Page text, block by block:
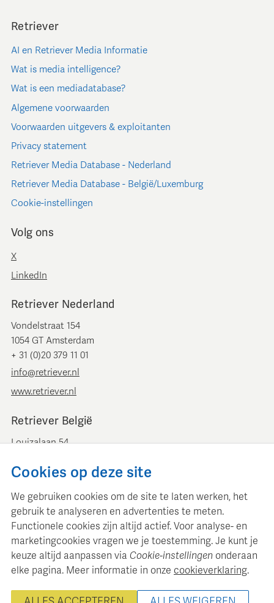
Retriever
AI en Retriever Media Informatie
Wat is media intelligence?
Wat is een mediadatabase?
Algemene voorwaarden
Voorwaarden uitgevers & exploitanten
Privacy statement
Retriever Media Database - Nederland
Retriever Media Database - België/Luxemburg
Cookie-instellingen
Volg ons
X
LinkedIn
Retriever Nederland
Vondelstraat 154
1054 GT Amsterdam
+ 31 (0)20 379 11 01
info@retriever.nl
www.retriever.nl
Retriever België
Louizalaan 54
+ 32 (0)2 893 00 52
www.retrievermedia.be
Retriever Media Informatie onderhoudt een gestructureerde
mediadatabase voor professionele mediaplanning en analyse.
Cookies op deze site
We gebruiken cookies om de site te laten werken, het
gebruik te analyseren en advertenties te meten.
Functionele cookies zijn altijd actief. Voor analyse- en
marketingcookies vragen we je toestemming. Je kunt je
keuze altijd aanpassen via Cookie-instellingen onderaan
elke pagina. Meer informatie in onze cookieverklaring.